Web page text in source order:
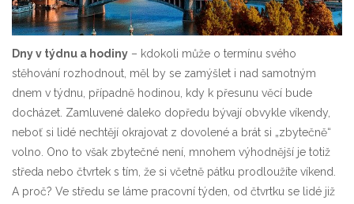
Dny v týdnu a hodiny – kdokoli může o termínu svého
stěhování rozhodnout, měl by se zamýšlet i nad samotným
dnem v týdnu, případně hodinou, kdy k přesunu věcí bude
docházet. Zamluvené daleko dopředu bývají obvykle víkendy,
neboť si lidé nechtějí okrajovat z dovolené a brát si „zbytečně“
volno. Ono to však zbytečné není, mnohem výhodnější je totiž
středa nebo čtvrtek s tím, že si včetně pátku prodloužíte víkend.
A proč? Ve středu se láme pracovní týden, od čtvrtku se lidé již